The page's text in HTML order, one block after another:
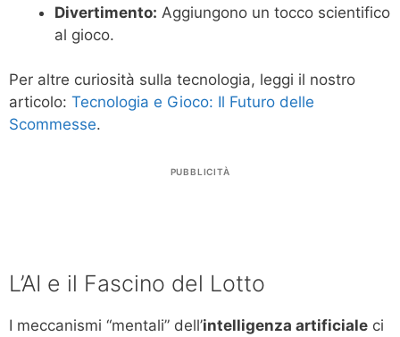
Divertimento: Aggiungono un tocco scientifico
al gioco.
Per altre curiosità sulla tecnologia, leggi il nostro
articolo: Tecnologia e Gioco: Il Futuro delle
Scommesse.
PUBBLICITÀ
L’AI e il Fascino del Lotto
I meccanismi “mentali” dell’intelligenza artificiale ci